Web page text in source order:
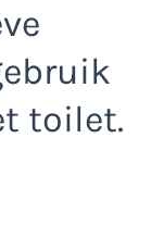
toilet.